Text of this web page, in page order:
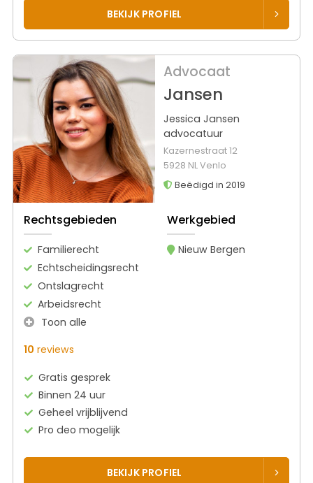
BEKIJK PROFIEL
Advocaat
Jansen
Jessica Jansen
advocatuur
Kazernestraat 12
5928 NL Venlo
Beëdigd in 2019
Rechtsgebieden
Familierecht
Echtscheidingsrecht
Ontslagrecht
Arbeidsrecht
Toon alle
Werkgebied
Nieuw Bergen
10 reviews
Gratis gesprek
Binnen 24 uur
Geheel vrijblijvend
Pro deo mogelijk
BEKIJK PROFIEL